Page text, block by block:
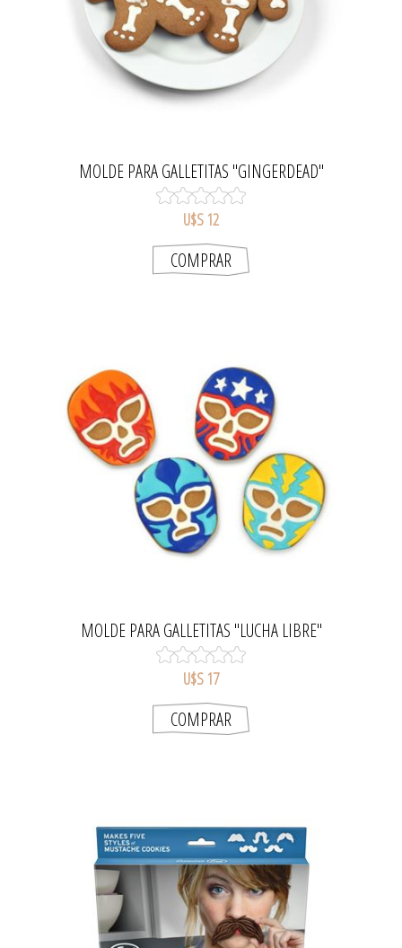
MOLDE PARA GALLETITAS "GINGERDEAD"
U$S 12
MOLDE PARA GALLETITAS "LUCHA LIBRE"
U$S 17